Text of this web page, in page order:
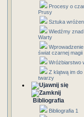
Procesy o
Prusy
Sztuka
Wiedźmy znad
Warty
świat czarnej magii
Wróżbiarstwo
Z klątwą im do
twarzy
Bibliografia
Bibliografia 1